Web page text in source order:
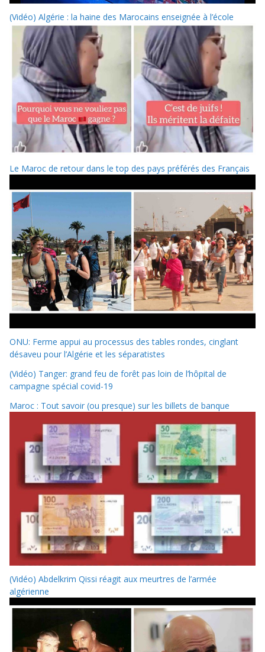
(Vidéo) Algérie : la haine des Marocains enseignée à l’école
Le Maroc de retour dans le top des pays préférés des Français
ONU: Ferme appui au processus des tables rondes, cinglant
désaveu pour l’Algérie et les séparatistes
(Vidéo) Tanger: grand feu de forêt pas loin de l’hôpital de
campagne spécial covid-19
Maroc : Tout savoir (ou presque) sur les billets de banque
(Vidéo) Abdelkrim Qissi réagit aux meurtres de l’armée
algérienne